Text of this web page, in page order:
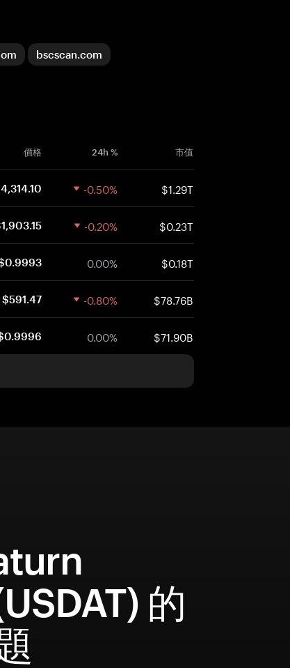
bscscan.com
價格 24h % 市值
-0.50% $1.29T
-0.20% $0.23T
0.00% $0.18T
$591.47 -0.80% $78.76B
0.00% $71.90B
的